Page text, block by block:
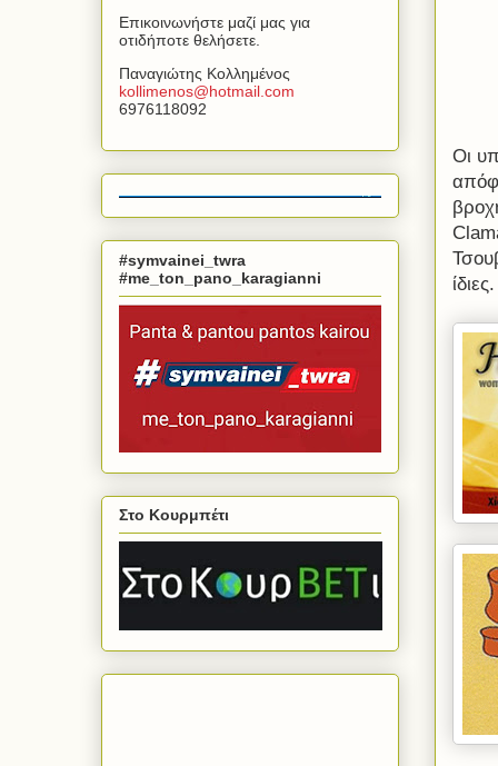
Οι
Επικοινωνήστε μαζί μας για
οτιδήποτε θελήσετε.
Παναγιώτης Κολλημένος
kollimenos@hotmail com
6976118092
#symvainei_twra
#me_ton_pano_karagianni
Στο Κουρμπέτι